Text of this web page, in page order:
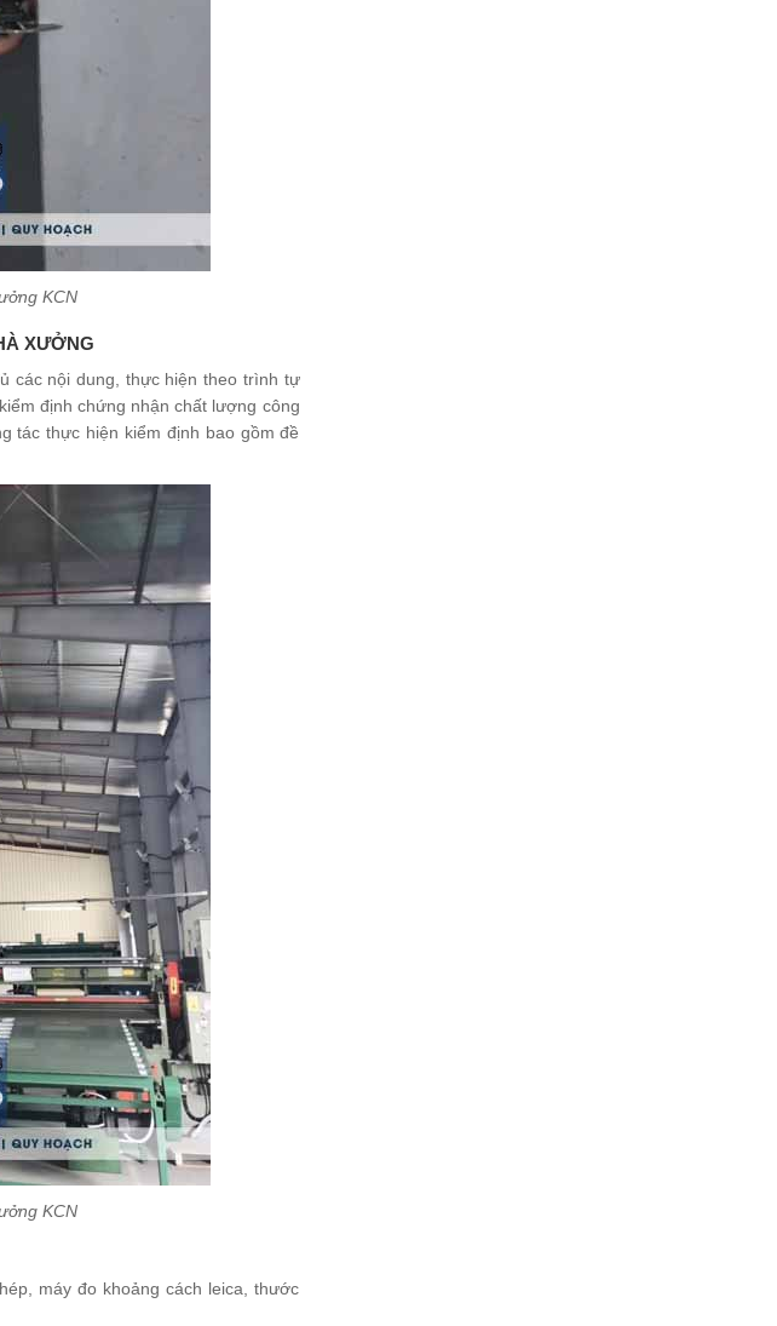
KCN
XƯỞNG
các nội dung, thực hiện theo trình tự
định chứng nhận chất lượng công
tác thực hiện kiểm định bao gồm đề
KCN
máy đo khoảng cách leica, thước